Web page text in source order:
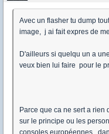
Avec un flasher tu dump
image, j ai fait expres de
D'ailleurs si quelqu un a
veux bien lui faire pour le
Parce que ca ne sert a rien
sur le principe ou les
consoles européennes ,